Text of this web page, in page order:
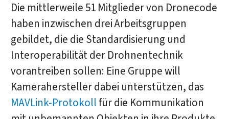
Die mittlerweile 51 Mitglieder von Dronecode
haben inzwischen drei Arbeitsgruppen
gebildet, die die Standardisierung und
Interoperabilität der Drohnentechnik
vorantreiben sollen: Eine Gruppe will
Kamerahersteller dabei unterstützen, das
MAVLink-Protokollfür die Kommunikation